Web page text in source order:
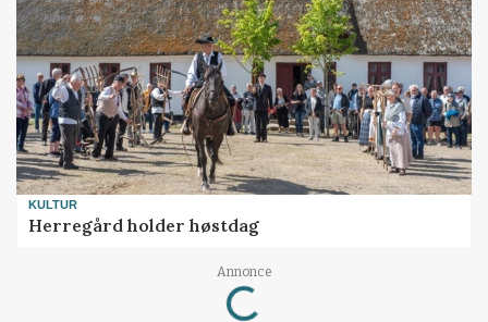
KULTUR
Herregård holder høstdag
Annonce
Loading...